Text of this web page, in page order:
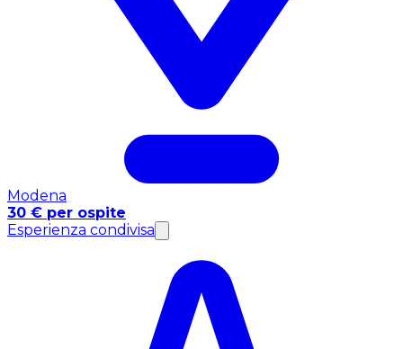
Modena
30 € per ospite
Esperienza condivisa